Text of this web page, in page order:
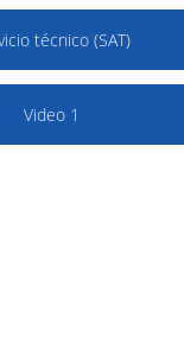
técnico (SAT)
Video 1